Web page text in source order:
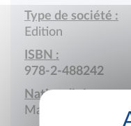
Type de société :
Edition
ISBN :
978-2-488242
Nationalité :
Madagascar